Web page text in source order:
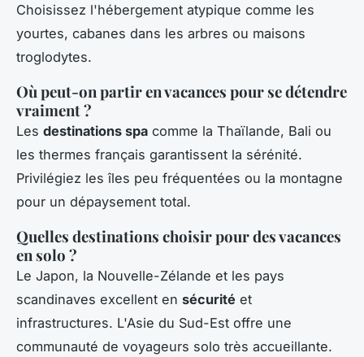
Choisissez l'hébergement atypique comme les
yourtes, cabanes dans les arbres ou maisons
troglodytes.
Où peut-on partir en vacances pour se détendre
vraiment ?
Les destinations spa comme la Thaïlande, Bali ou
les thermes français garantissent la sérénité.
Privilégiez les îles peu fréquentées ou la montagne
pour un dépaysement total.
Quelles destinations choisir pour des vacances
en solo ?
Le Japon, la Nouvelle-Zélande et les pays
scandinaves excellent en sécurité et
infrastructures. L'Asie du Sud-Est offre une
communauté de voyageurs solo très accueillante.